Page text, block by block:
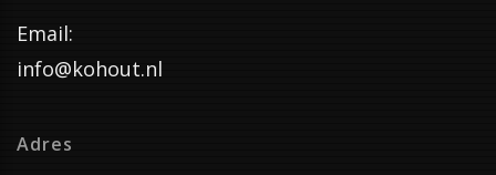
Email:
info@kohout.nl
Adres